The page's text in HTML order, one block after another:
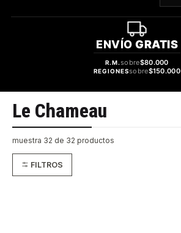
ENVÍO GRATIS
R.M.sobre$80.000
REGIONESsobre$150.000
Le Chameau
muestra 32 de 32 productos
FILTROS